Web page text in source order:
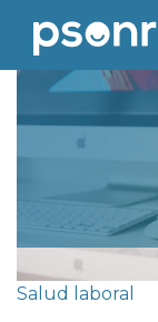
Salud laboral